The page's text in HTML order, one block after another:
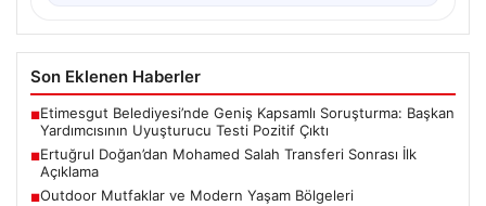
Son Eklenen Haberler
■Etimesgut Belediyesi’nde Geniş Kapsamlı Soruşturma: Başkan
Yardımcısının Uyuşturucu Testi Pozitif Çıktı
■Ertuğrul Doğan’dan Mohamed Salah Transferi Sonrası İlk
Açıklama
■Outdoor Mutfaklar ve Modern Yaşam Bölgeleri